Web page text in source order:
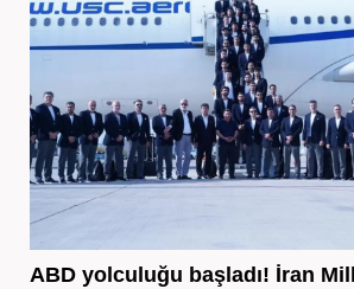
ABD yolculuğu başladı! İran